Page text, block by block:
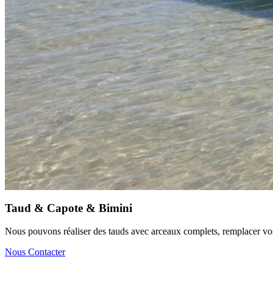
Taud & Capote & Bimini
Nous pouvons réaliser des tauds avec arceaux complets, remplacer
Nous Contacter